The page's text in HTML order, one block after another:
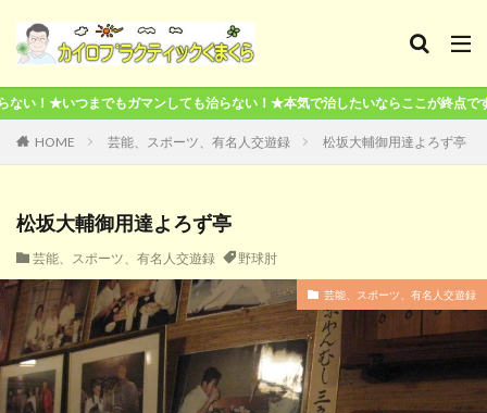
ンしても治らない！★本気で治したいならここが終点です！
HOME 芸能、スポーツ、有名人交遊録 松坂大輔御用達よろず亭
松坂大輔御用達よろず亭
芸能、スポーツ、有名人交遊録 野球肘
芸能、スポーツ、有名人交遊録